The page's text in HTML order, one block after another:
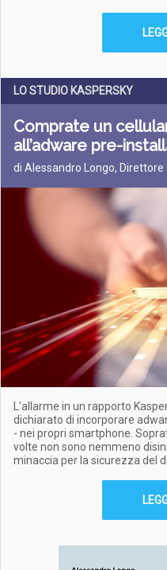
LO STUDIO KASPERSKY
Comprate un
all’adware pre-
di Alessandro Longo, Direttore
L'allarme in un rapporto
dichiarato di incorporare
- nei propri smartphone.
volte non sono nemmeno
minaccia per la sicurezza del